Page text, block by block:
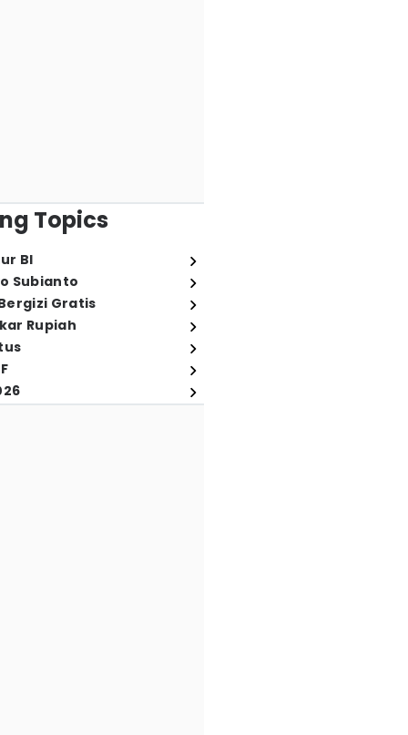
Topics
BI
Subianto
Gratis
Rupiah